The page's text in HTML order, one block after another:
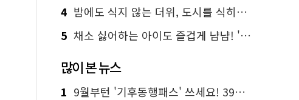
4 밤에도 식지 않는 더위, 도시를 식히는 시원한 해법은?
5 채소 싫어하는 아이도 즐겁게 냠냠! '찾아가는 서울시 식생활 교육' 현장
많이 본 뉴스
1 9월부턴 '기후동행패스' 쓰세요! 39세까지 청년 혜택